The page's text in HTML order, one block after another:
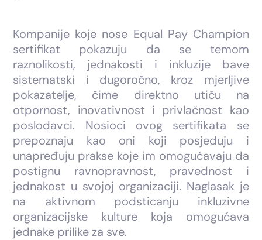
Kompanije koje nose Equal Pay Champion
sertifikat pokazuju da se temom
raznolikosti, jednakosti i inkluzije bave
sistematski i dugoročno, kroz mjerljive
pokazatelje, čime direktno utiču na
otpornost, inovativnost i privlačnost kao
poslodavci. Nosioci ovog sertifikata se
prepoznaju kao oni koji posjeduju i
unapređuju prakse koje im omogućavaju da
postignu ravnopravnost, pravednost i
jednakost u svojoj organizaciji. Naglasak je
na aktivnom podsticanju inkluzivne
organizacijske kulture koja omogućava
jednake prilike za sve.